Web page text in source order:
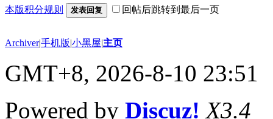
本版积分规则 发表回复 回帖后跳转到最后一页
Archiver|手机版|小黑屋|主页
GMT+8, 2026-8-10 23:51
Powered by Discuz! X3.4